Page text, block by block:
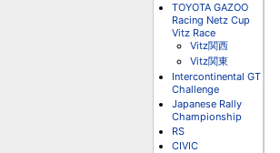
TOYOTA GAZOO
Racing Netz Cup
Vitz Race
Vitz関西
Vitz関東
Intercontinental GT
Challenge
Japanese Rally
Championship
RS
CIVIC